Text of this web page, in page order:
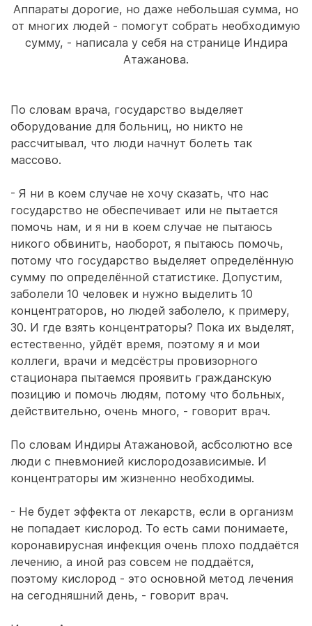
Аппараты дорогие, но даже небольшая сумма, но
от многих людей - помогут собрать необходимую
сумму, - написала у себя на странице Индира
Атажанова.
По словам врача, государство выделяет
оборудование для больниц, но никто не
рассчитывал, что люди начнут болеть так
массово.
- Я ни в коем случае не хочу сказать, что нас
государство не обеспечивает или не пытается
помочь нам, и я ни в коем случае не пытаюсь
никого обвинить, наоборот, я пытаюсь помочь,
потому что государство выделяет определённую
сумму по определённой статистике. Допустим,
заболели 10 человек и нужно выделить 10
концентраторов, но людей заболело, к примеру,
30. И где взять концентраторы? Пока их выделят,
естественно, уйдёт время, поэтому я и мои
коллеги, врачи и медсёстры провизорного
стационара пытаемся проявить гражданскую
позицию и помочь людям, потому что больных,
действительно, очень много, - говорит врач.
По словам Индиры Атажановой, асбсолютно все
люди с пневмонией кислородозависимые. И
концентраторы им жизненно необходимы.
- Не будет эффекта от лекарств, если в организм
не попадает кислород. То есть сами понимаете,
коронавирусная инфекция очень плохо поддаётся
лечению, а иной раз совсем не поддаётся,
поэтому кислород - это основной метод лечения
на сегодняшний день, - говорит врач.